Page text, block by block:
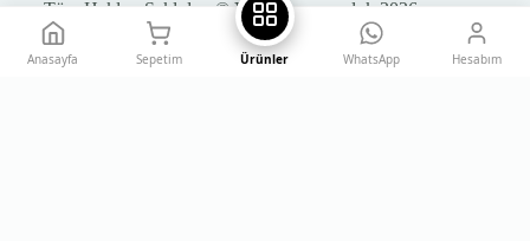
Tüm Hakları Saklıdır. © Vega Kuyumculuk 2026
Anasayfa Sepetim Ürünler WhatsApp Hesabım